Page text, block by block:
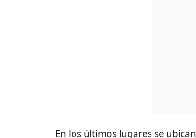
En los últimos lugares se ubican